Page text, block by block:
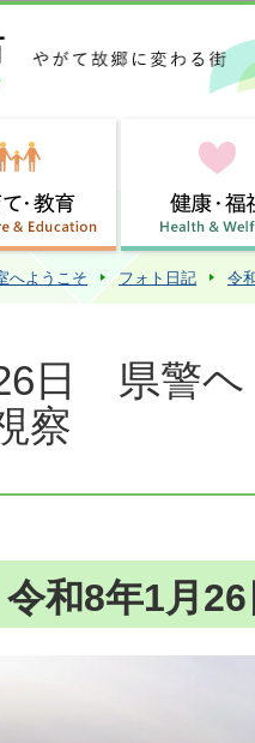
この
へようこそ フォト日記 令
日 県警ヘ
察
和8年1月26